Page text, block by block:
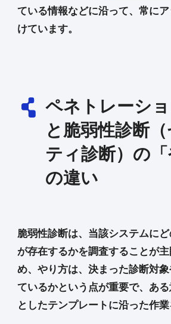
ている情報などに沿って、常に
けています。
ペネトレーシ
と脆弱性診断
ティ診断）の「
の違い
脆弱性診断は、当該システムに
が存在するかを調査することが
め、やり方は、決まった診断対
ているかという点が重要で、あ
としたテンプレートに沿った作業